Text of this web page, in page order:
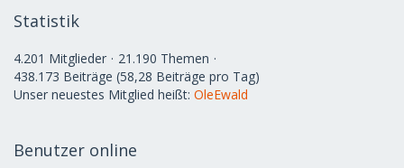
Statistik
4.201 Mitglieder
21.190 Themen
438.173 Beiträge (58,28 Beiträge pro Tag)
Unser neuestes Mitglied heißt: OleEwald
Benutzer online